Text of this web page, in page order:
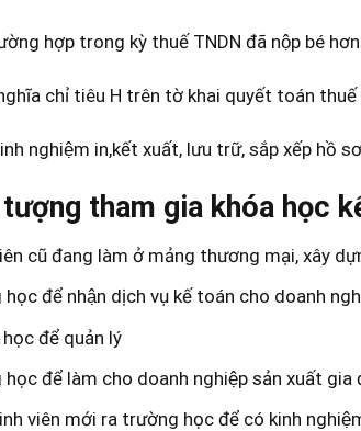
hợp trong kỳ thuế TNDN đã nộp bé
chỉ tiêu H trên tờ khai quyết toán
nghiệm in,kết xuất, lưu trữ, sắp xếp hồ
tham gia khóa học
cũ đang làm ở mảng thương mại, xây
để nhận dịch vụ kế toán cho doanh
để quản lý
để làm cho doanh nghiệp sản xuất gia
viên mới ra trường học để có kinh